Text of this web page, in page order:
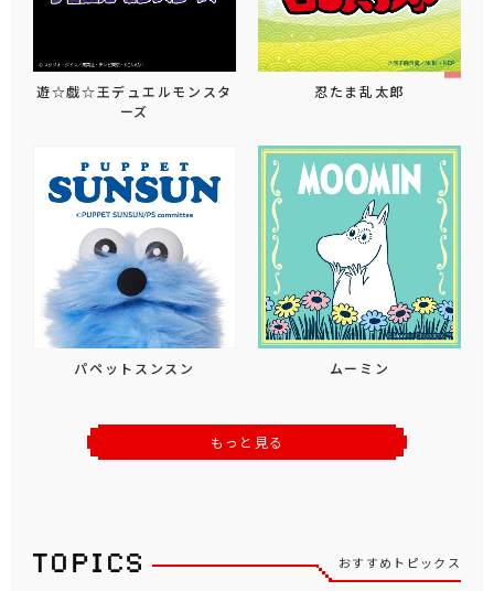
遊☆戯☆王デュエルモンスタ
ーズ
忍たま乱太郎
パペットスンスン ムーミン
もっと見る
おすすめトピックス